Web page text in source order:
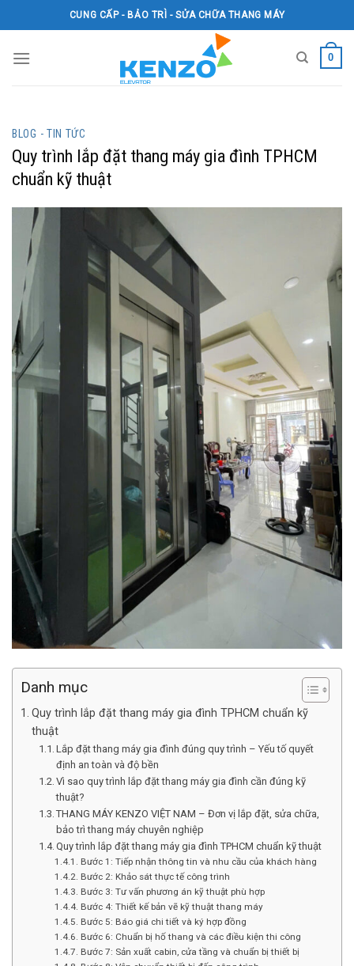
to
CUNG CẤP - BẢO TRÌ - SỬA CHỮA THANG MÁY
0
BLOG - TIN TỨC
Quy trình lắp đặt thang máy gia đình TPHCM
chuẩn kỹ thuật
Danh mục
Quy trình lắp đặt thang máy gia đình TPHCM chuẩn kỹ
thuật
Lắp đặt thang máy gia đình đúng quy trình – Yếu tố quyết
định an toàn và độ bền
Vì sao quy trình lắp đặt thang máy gia đình cần đúng kỹ
thuật?
THANG MÁY KENZO VIỆT NAM – Đơn vị lắp đặt, sửa chữa,
bảo trì thang máy chuyên nghiệp
Quy trình lắp đặt thang máy gia đình TPHCM chuẩn kỹ thuật
Bước 1: Tiếp nhận thông tin và nhu cầu của khách hàng
Bước 2: Khảo sát thực tế công trình
Bước 3: Tư vấn phương án kỹ thuật phù hợp
Bước 4: Thiết kế bản vẽ kỹ thuật thang máy
Bước 5: Báo giá chi tiết và ký hợp đồng
Bước 6: Chuẩn bị hố thang và các điều kiện thi công
Bước 7: Sản xuất cabin, cửa tầng và chuẩn bị thiết bị